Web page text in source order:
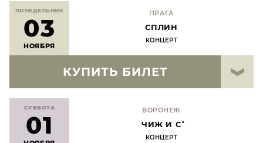
ПОНЕДЕЛЬНИК
03
НОЯБРЯ
ПРАГА
СПЛИН
КОНЦЕРТ
КУПИТЬ БИЛЕТ
СУББОТА
01
ВОРОНЕЖ
ЧИЖ И С˚
КОНЦЕРТ